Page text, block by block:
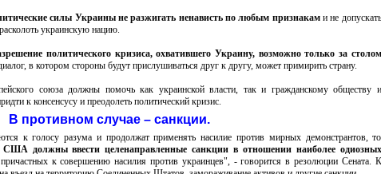
силы Украины не разжигать ненависть по любым признаками не допускать
украинскую нацию.
политического кризиса, охватившего Украину, возможно только за столом
в котором стороны будут прислушиваться друг к другу, может примирить страну.
союза должны помочь как украинской власти, так и гражданскому обществу и
к консенсусу и преодолеть политический кризис.
В противном случае – санкции.
к голосу разума и продолжат применять насилие против мирных демонстрантов, то
должны ввести целенаправленные санкции в отношении наиболее одиозных
к совершению насилия против украинцев", - говорится в резолюции Сената. К